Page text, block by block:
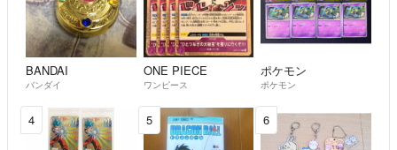
BANDAI
バンダイ
ONE PIECE
ワンピース
ポケモン
ポケモン
4 5 6